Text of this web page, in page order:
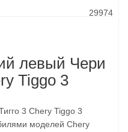
29974
левый Чери
Tiggo 3
3 Chery Tiggo 3
моделей Chery